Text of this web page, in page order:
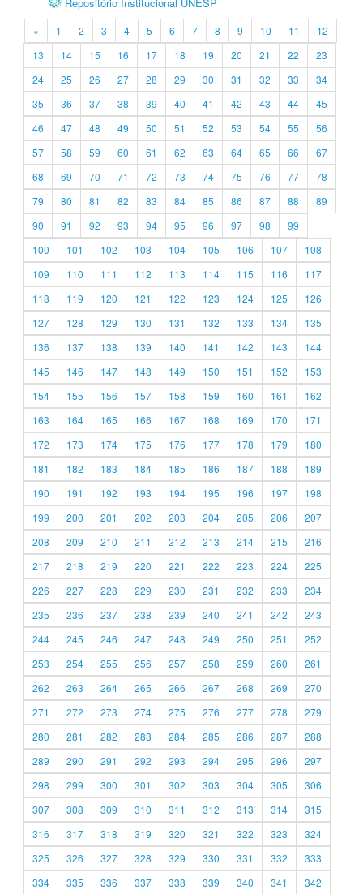
« 1 2 3 4 5 6 7 8 9 10 11
12
13
14 15 16 17 18 19 20 21 22
23
24
25 26 27 28 29 30 31 32 33
34
35
36 37 38 39 40 41 42 43 44
45
46
47 48 49 50 51 52 53 54 55
56
57
58 59 60 61 62 63 64 65 66
67
68
69 70 71 72 73 74 75 76 77
78
79
80 81 82 83 84 85 86 87 88
89
90
91 92 93 94 95 96 97 98
99
100
101 102 103 104 105 106 107
108
109
110 111 112 113 114 115 116
117
118
119 120 121 122 123 124 125
126
127
128 129 130 131 132 133 134
135
136
137 138 139 140 141 142 143
144
145
146 147 148 149 150 151 152
153
154
155 156 157 158 159 160 161
162
163
164 165 166 167 168 169 170
171
172
173 174 175 176 177 178 179
180
181
182 183 184 185 186 187 188
189
190
191 192 193 194 195 196 197
198
199
200 201 202 203 204 205 206
207
208
209 210 211 212 213 214 215
216
217
218 219 220 221 222 223 224
225
226
227 228 229 230 231 232 233
234
235
236 237 238 239 240 241 242
243
244
245 246 247 248 249 250 251
252
253
254 255 256 257 258 259 260
261
262
263 264 265 266 267 268 269
270
271
272 273 274 275 276 277 278
279
280
281 282 283 284 285 286 287
288
289
290 291 292 293 294 295 296
297
298
299 300 301 302 303 304 305
306
307
308 309 310 311 312 313 314
315
316
317 318 319 320 321 322 323
324
325
326 327 328 329 330 331 332
333
334
335 336 337 338 339 340 341 342